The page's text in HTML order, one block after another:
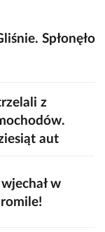
Spłonęło
z
aut
w